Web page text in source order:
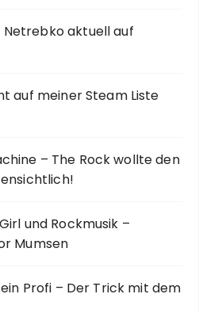
aktuell auf
auf meiner Steam Liste
– The Rock wollte den
und Rockmusik –
Mumsen
Profi – Der Trick mit dem